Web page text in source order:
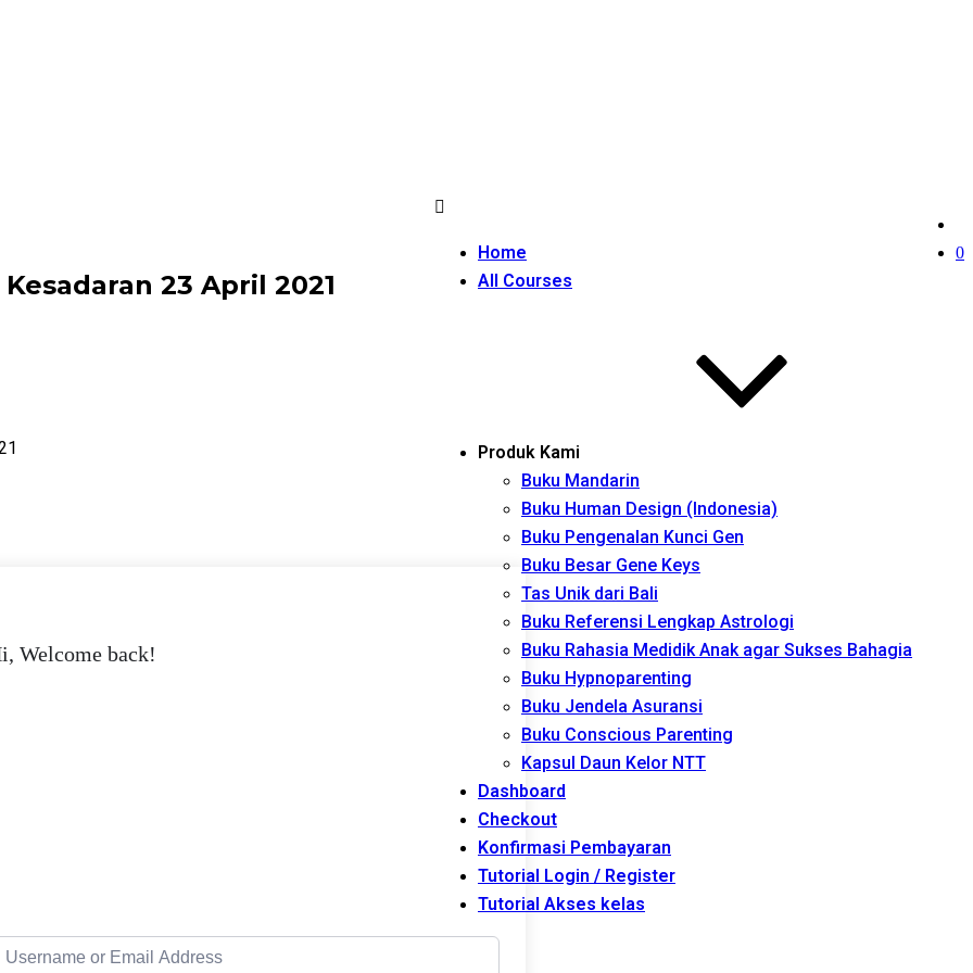
0
Home
All Courses
Produk Kami
Buku Mandarin
Buku Human Design (Indonesia)
Buku Pengenalan Kunci Gen
Buku Besar Gene Keys
Tas Unik dari Bali
Buku Referensi Lengkap Astrologi
Buku Rahasia Medidik Anak agar Sukses Bahagia
Buku Hypnoparenting
Buku Jendela Asuransi
Buku Conscious Parenting
Kapsul Daun Kelor NTT
Dashboard
Checkout
Konfirmasi Pembayaran
Tutorial Login / Register
Tutorial Akses kelas
23 April 2021
Welcome back!